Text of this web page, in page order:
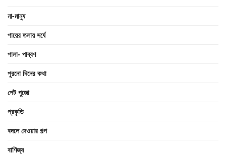
না-মানুষ
পায়ের তলায় সর্ষে
পালা- পাব্বণ
পুরনো দিনের কথা
পেট পুজো
প্রকৃতি
বদলে দেওয়ার গল্প
বাণিজ্য